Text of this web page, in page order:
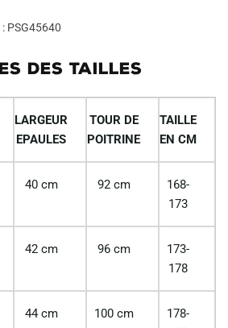
PSG45640
DES TAILLES
LARGEUR
EPAULES
TOUR DE
POITRINE
TAILLE
EN CM
40 cm 92 cm
168-
173
42 cm 96 cm
173-
178
44 cm 100 cm
178-